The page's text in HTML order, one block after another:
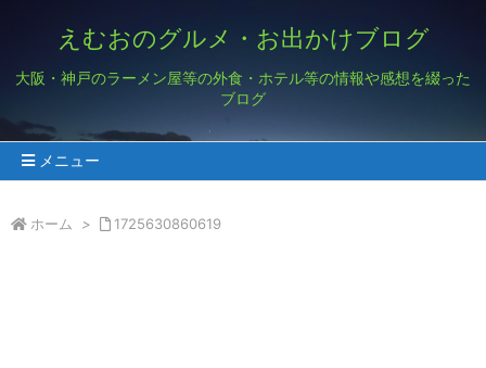
えむおのグルメ・お出かけブログ
大阪・神戸のラーメン屋等の外食・ホテル等の情報や感想を綴った
ブログ
メニュー
ホーム > 1725630860619